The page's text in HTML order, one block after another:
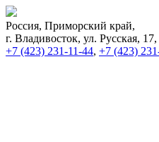
Россия, Приморский край,
г. Владивосток, ул. Русская, 17,
+7 (423) 231-11-44, +7 (423)